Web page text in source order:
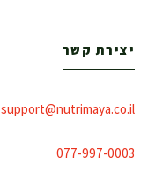
יצירת קשר
support@nutrimaya.co.il
077-997-0003